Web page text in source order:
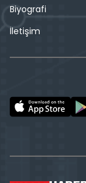
Biyografi
İletişim